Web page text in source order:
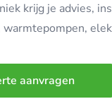
krijg je advies,
warmtepompen,
aanvragen